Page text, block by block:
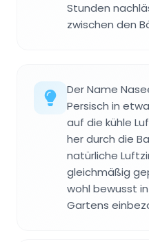
Stunden
zwischen den
Der Name
Persisch in
auf die kühle
her durch die
natürliche
gleichmäßig
wohl bewusst
Gartens